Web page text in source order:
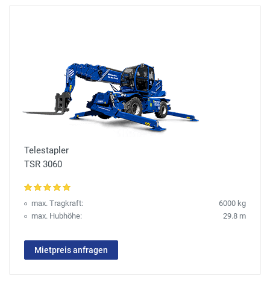
Telestapler
TSR 3060
max. Tragkraft:
6000 kg
max. Hubhöhe:
29.8 m
Mietpreis anfragen